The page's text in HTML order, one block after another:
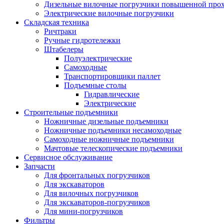
Дизельные вилочные погрузчики повышенной
Электрические вилочные погрузчики
Складская техника
Ричтраки
Ручные гидротележки
Штабелеры
Полуэлектрические
Самоходные
Транспортировщики паллет
Подъемные столы
Гидравлические
Электрические
Строительные подъемники
Ножничные дизельные подъемники
Ножничные подъемники несамоходные
Самоходные ножничные подъемники
Мачтовые телескопические подъемники
Сервисное обслуживание
Запчасти
Для фронтальных погрузчиков
Для экскаваторов
Для вилочных погрузчиков
Для экскаваторов-погрузчиков
Для мини-погрузчиков
Фильтры